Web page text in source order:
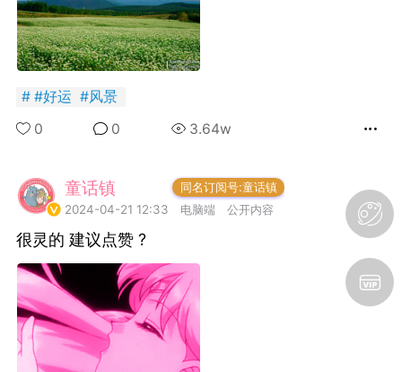
社上线：大家请
阅号：童话镇
免 + 9元短袖秒
SADBOY® 一颗星 三颗星
梦涂鸦 限定 亏本发售ing！
（19.9块 100% 新疆纯
棉!）先到先得！！！！王
子微博官网 抢戳?
https://www.theprince.com/
（内有9元福袋）Taobao
请搜店名：SADBOY 或者
悲伤男孩
#好运 #风景
0
0 3.64w
童话镇
同名订阅号:童话镇
2024-04-21 12:33
电脑端 公开内容
很灵的 建议点赞 ? ​​​